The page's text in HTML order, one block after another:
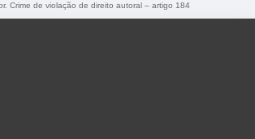
Crime de violação de direito autoral – artigo 184